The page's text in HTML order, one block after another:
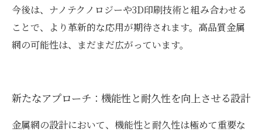
今後は、ナノテクノロジーや3D印刷技術と組み合わせる
ことで、より革新的な応用が期待されます。高品質金属
網の可能性は、まだまだ広がっています。
新たなアプローチ：機能性と耐久性を向上させる設計
金属網の設計において、機能性と耐久性は極めて重要な